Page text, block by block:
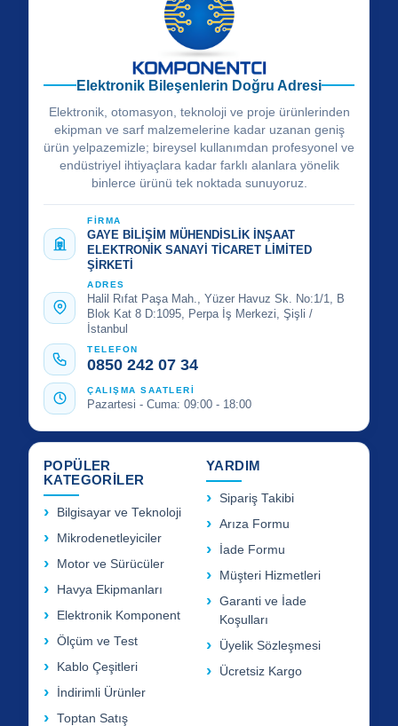
Elektronik Bileşenlerin Doğru Adresi
Elektronik, otomasyon, teknoloji ve proje ürünlerinden
ekipman ve sarf malzemelerine kadar uzanan geniş
ürün yelpazemizle; bireysel kullanımdan profesyonel ve
endüstriyel ihtiyaçlara kadar farklı alanlara yönelik
binlerce ürünü tek noktada sunuyoruz.
FİRMA
GAYE BİLİŞİM MÜHENDİSLİK İNŞAAT
ELEKTRONİK SANAYİ TİCARET LİMİTED
ŞİRKETİ
ADRES
Halil Rıfat Paşa Mah., Yüzer Havuz Sk. No:1/1, B
Blok Kat 8 D:1095, Perpa İş Merkezi, Şişli /
İstanbul
TELEFON
0850 242 07 34
ÇALIŞMA SAATLERİ
Pazartesi - Cuma: 09:00 - 18:00
POPÜLER
KATEGORİLER
Bilgisayar ve Teknoloji
Mikrodenetleyiciler
Motor ve Sürücüler
Havya Ekipmanları
Elektronik Komponent
Ölçüm ve Test
Kablo Çeşitleri
İndirimli Ürünler
Toptan Satış
YARDIM
Sipariş Takibi
Arıza Formu
İade Formu
Müşteri Hizmetleri
Garanti ve İade
Koşulları
Üyelik Sözleşmesi
Ücretsiz Kargo